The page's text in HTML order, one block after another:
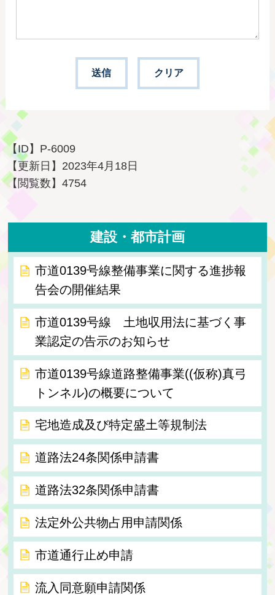
【ID】 P-6009
【更新日】 2023年4月18日
【閲覧数】4754
建設・都市計画
市道0139号線整備事業に関する進捗報
告会の開催結果
市道0139号線 土地収用法に基づく事
業認定の告示のお知らせ
市道0139号線道路整備事業((仮称)真弓
トンネル)の概要について
宅地造成及び特定盛土等規制法
道路法24条関係申請書
道路法32条関係申請書
法定外公共物占用申請関係
市道通行止め申請
流入同意願申請関係